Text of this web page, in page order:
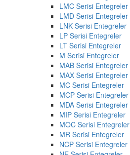
LMC Serisi Entegreler
LMD Serisi Entegreler
LNK Serisi Entegreler
LP Serisi Entegreler
LT Serisi Entegreler
M Serisi Entegreler
MAB Serisi Entegreler
MAX Serisi Entegreler
MC Serisi Entegreler
MCP Serisi Entegreler
MDA Serisi Entegreler
MIP Serisi Entegreler
MOC Serisi Entegreler
MR Serisi Entegreler
NCP Serisi Entegreler